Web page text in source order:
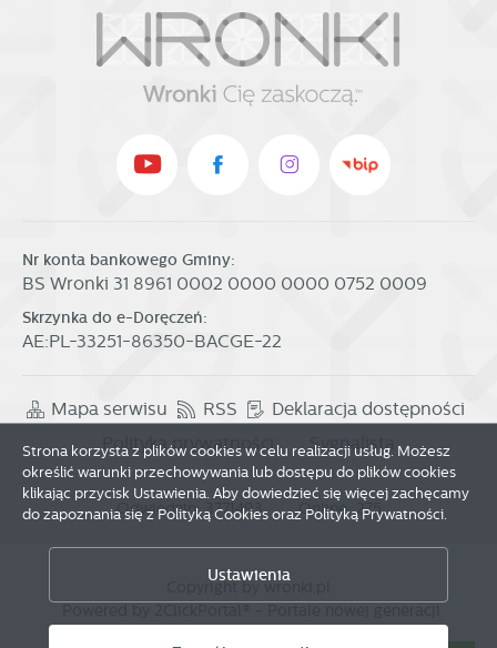
Nr konta bankowego Gminy:
BS Wronki 31 8961 0002 0000 0000 0752 0009
Skrzynka do e-Doręczeń:
AE:PL-33251-86350-BACGE-22
Mapa serwisu RSS
Deklaracja dostępności
Polityka prywatności
Sygnalista
Odwiedzin: 3771493 Online: 275
Strona korzysta z plików cookies w celu realizacji usług. Możesz
określić warunki przechowywania lub dostępu do plików cookies
klikając przycisk Ustawienia. Aby dowiedzieć się więcej zachęcamy
do zapoznania się z Polityką Cookies oraz Polityką Prywatności.
Ustawienia
Zapisz wybrane
Zezwól na wszystkie